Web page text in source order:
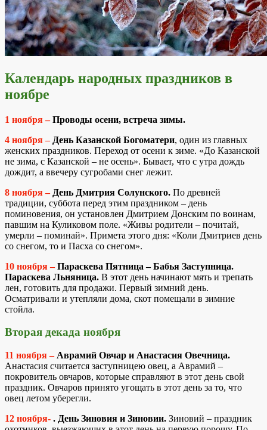
Календарь народных праздников в
ноябре
1 ноября –Проводы осени, встреча зимы.
4 ноября – День Казанской Богоматери, один из главных
женских праздников. Переход от осени к зиме. «До Казанской
не зима, с Казанской – не осень». Бывает, что с утра дождь
дождит, а ввечеру сугробами снег лежит.
8 ноября – День Дмитрия Солунского. По древней
традиции, суббота перед этим праздником – день
поминовения, он установлен Дмитрием Донским по воинам,
павшим на Куликовом поле. «Живы родители – почитай,
умерли – поминай». Примета этого дня: «Коли Дмитриев день
со снегом, то и Пасха со снегом».
10 ноября –Параскева Пятница – Бабья Заступница.
Параскева Льняница. В этот день начинают мять и трепать
лен, готовить для продажи. Первый зимний день.
Осматривали и утепляли дома, скот помещали в зимние
стойла.
Вторая декада ноября
11 ноября – Аврамий Овчар и Анастасия Овечница.
Анастасия считается заступницею овец, а Аврамий –
покровитель овчаров, которые справляют в этот день свой
праздник. Овчаров принято угощать в этот день за то, что
овец летом уберегли.
12 ноября- . День Зиновия и Зиновии. Зиновий – праздник